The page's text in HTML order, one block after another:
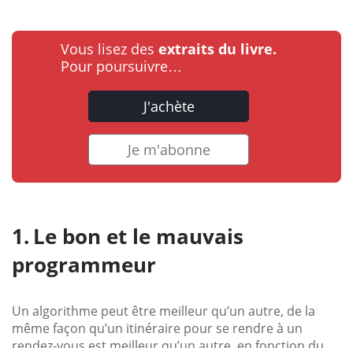
Vous lisez des extraits du livre.
Pour poursuivre…
J'achète
Je m'abonne
Le bon et le mauvais
programmeur
Un algorithme peut être meilleur qu’un autre, de la
même façon qu’un itinéraire pour se rendre à un